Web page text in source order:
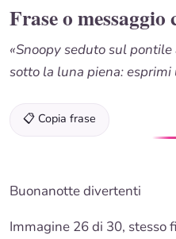
Frase o messaggio
«Snoopy seduto sul
sotto la luna piena:
📋 Copia frase
Buonanotte divertenti
Immagine 26 di 30, stesso